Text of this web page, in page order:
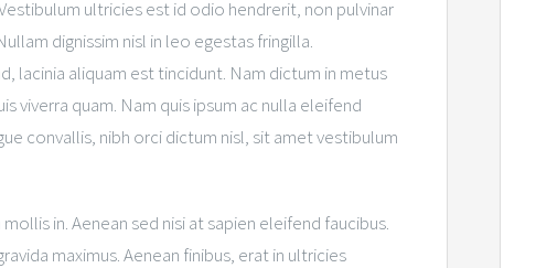
ultricies est id odio hendrerit, non pulvinar
dignissim nisl in leo egestas fringilla.
lacinia aliquam est tincidunt. Nam dictum in metus
viverra quam. Nam quis ipsum ac nulla eleifend
convallis, nibh orci dictum nisl, sit amet vestibulum
in. Aenean sed nisi at sapien eleifend faucibus.
maximus. Aenean finibus, erat in ultricies